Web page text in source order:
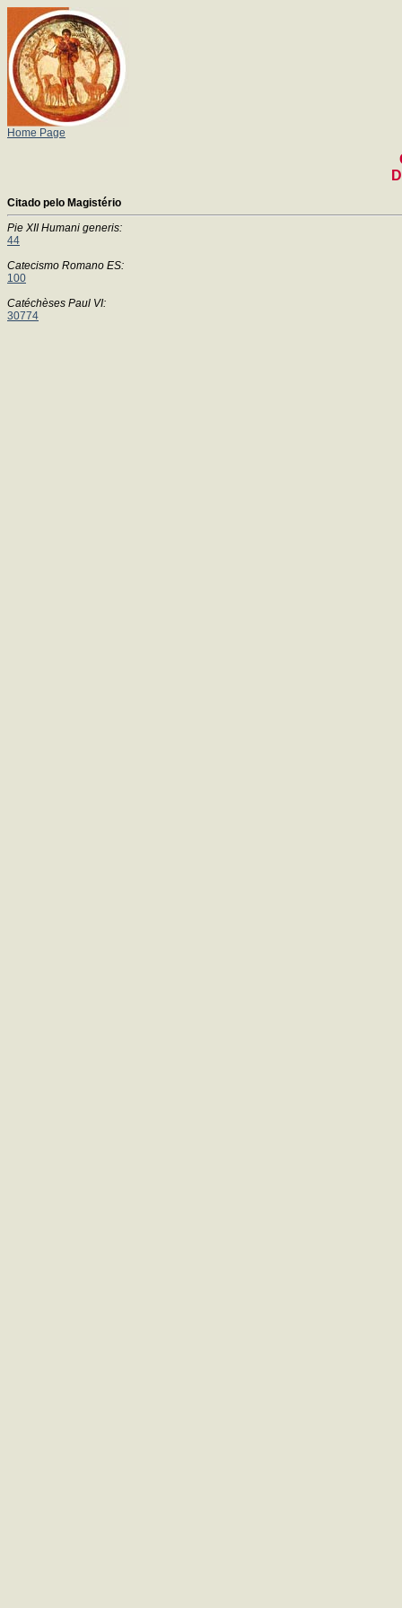
Home Page
Citado pelo Magistério
Pie XII Humani generis:
44
Catecismo Romano ES:
100
Catéchèses Paul VI:
30774